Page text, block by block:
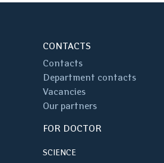
CONTACTS
Contacts
Department contacts
Vacancies
Our partners
FOR DOCTOR
SCIENCE